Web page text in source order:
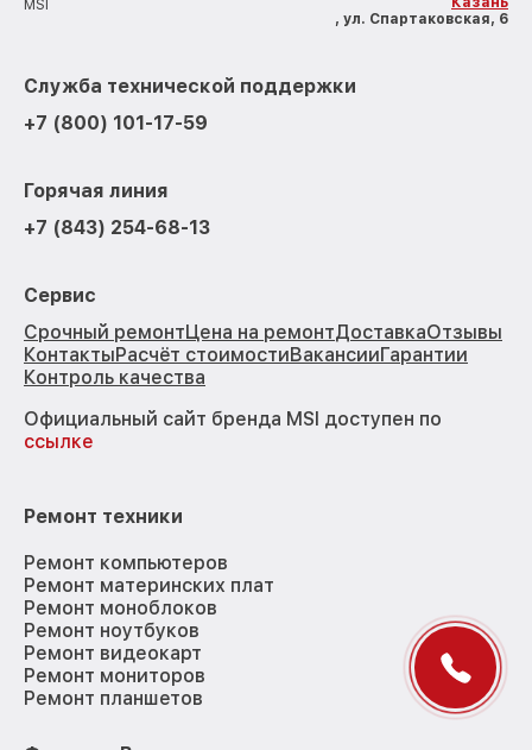
MSI
, ул. Спартаковская, 6
Служба технической поддержки
+7 (800) 101-17-59
Горячая линия
+7 (843) 254-68-13
Сервис
Срочный ремонтЦена на ремонтДоставкаОтзывы
КонтактыРасчёт стоимостиВакансииГарантии
Контроль качества
Официальный сайт бренда MSI доступен по
ссылке
Ремонт техники
Ремонт компьютеров
Ремонт материнских плат
Ремонт моноблоков
Ремонт ноутбуков
Ремонт видеокарт
Ремонт мониторов
Ремонт планшетов